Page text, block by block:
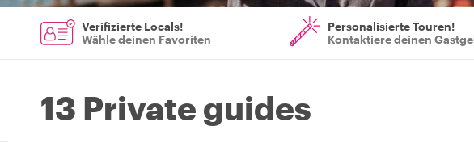
Verifizierte Locals!
Wähle deinen Favoriten
Personalisierte Touren!
Kontaktiere deinen
13 Private guides